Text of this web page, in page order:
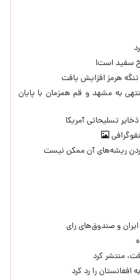
سفید است!
تنگه هرمز افزایش یافت
به مشهد و قم همزمان با پایان
تسلیحاتی آمریکا
ریشه‌های آن ممکن نیست
و صندوق‌های رای
منتشر کرد
افغانستان را رد کرد